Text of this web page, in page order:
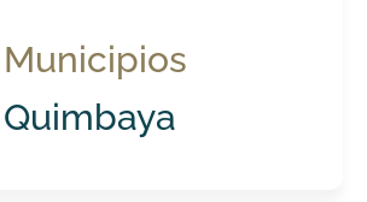
Municipios
Quimbaya